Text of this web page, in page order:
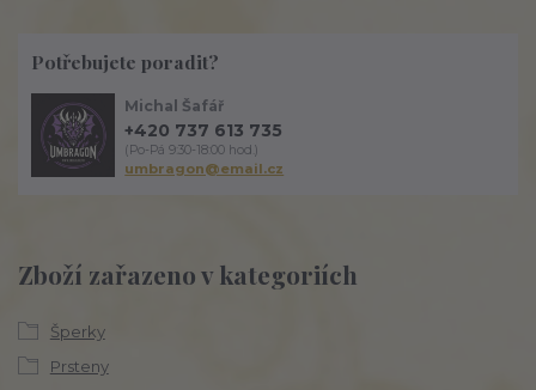
Zboží zařazeno v kategoriích
Šperky
Prsteny
Potřebujete poradit?
Michal Šafář
+420 737 613 735
(Po-Pá 9:30-18:00 hod.)
umbragon@email.cz